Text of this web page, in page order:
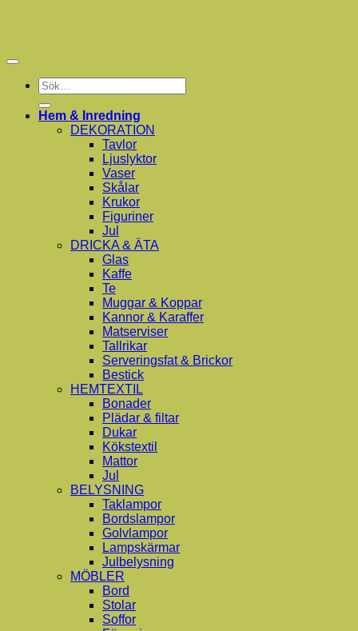
Sök
efter:
Hem & Inredning
DEKORATION
Tavlor
Ljuslyktor
Vaser
Skålar
Krukor
Figuriner
Jul
DRICKA & ÄTA
Glas
Kaffe
Te
Muggar & Koppar
Kannor & Karaffer
Matserviser
Tallrikar
Serveringsfat & Brickor
Bestick
HEMTEXTIL
Bonader
Plädar & filtar
Dukar
Kökstextil
Mattor
Jul
BELYSNING
Taklampor
Bordslampor
Golvlampor
Lampskärmar
Julbelysning
MÖBLER
Bord
Stolar
Soffor